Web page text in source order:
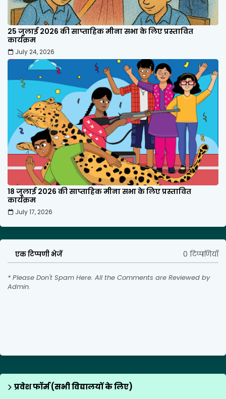
25 जुलाई 2026 की साप्ताहिक मीना सभा के लिए प्रस्तावित
कार्यक्रम
July 24, 2026
18 जुलाई 2026 की साप्ताहिक मीना सभा के लिए प्रस्तावित
कार्यक्रम
July 17, 2026
एक टिप्पणी भेजें 0 टिप्पणियाँ
* Please Don't Spam Here. All the Comments are Reviewed by
Admin.
प्रवेश फॉर्म (सभी विद्यालयों के लिए)